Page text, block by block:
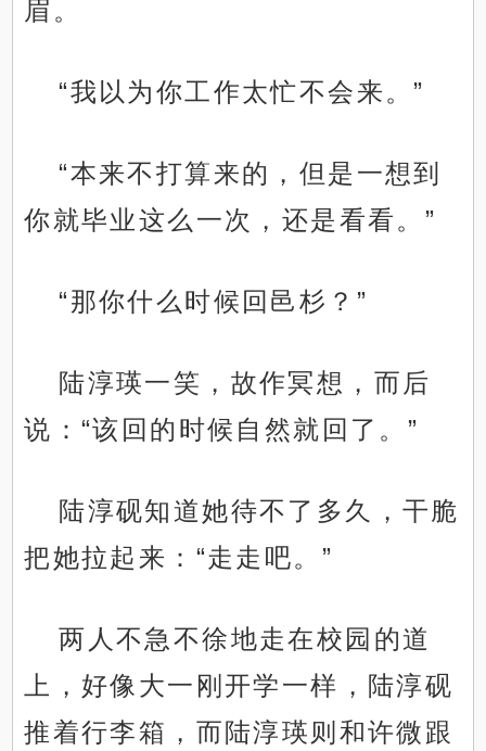
眉。
“我以为你工作太忙不会来。”
“本来不打算来的，但是一想到
你就毕业这么一次，还是看看。”
“那你什么时候回邑杉？”
陆淳瑛一笑，故作冥想，而后
说：“该回的时候自然就回了。”
陆淳砚知道她待不了多久，干脆
把她拉起来：“走走吧。”
两人不急不徐地走在校园的道
上，好像大一刚开学一样，陆淳砚
推着行李箱，而陆淳瑛则和许微跟